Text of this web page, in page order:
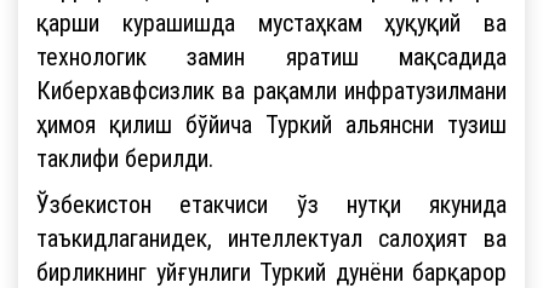
қарши курашишда мустаҳкам ҳуқуқий ва
технологик замин яратиш мақсадида
Киберхавфсизлик ва рақамли инфратузилмани
ҳимоя қилиш бўйича Туркий альянсни тузиш
таклифи берилди.
Ўзбекистон етакчиси ўз нутқи якунида
таъкидлаганидек, интеллектуал салоҳият ва
бирликнинг уйғунлиги Туркий дунёни барқарор